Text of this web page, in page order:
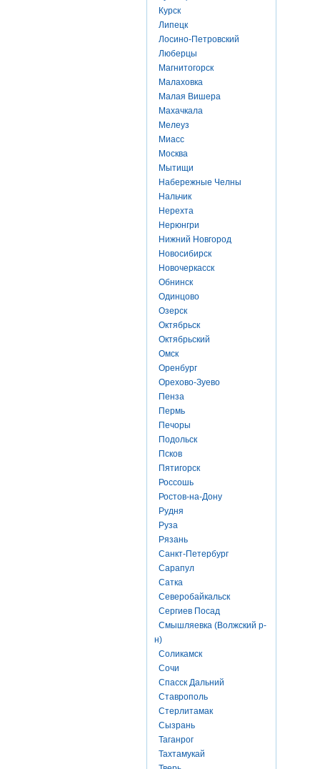
Курск
Липецк
Лосино-Петровский
Люберцы
Магнитогорск
Малаховка
Малая Вишера
Махачкала
Мелеуз
Миасс
Москва
Мытищи
Набережные Челны
Нальчик
Нерехта
Нерюнгри
Нижний Новгород
Новосибирск
Новочеркасск
Обнинск
Одинцово
Озерск
Октябрьск
Октябрьский
Омск
Оренбург
Орехово-Зуево
Пенза
Пермь
Печоры
Подольск
Псков
Пятигорск
Россошь
Ростов-на-Дону
Рудня
Руза
Рязань
Санкт-Петербург
Сарапул
Сатка
Северобайкальск
Сергиев Посад
Смышляевка (Волжский р-
н)
Соликамск
Сочи
Спасск Дальний
Ставрополь
Стерлитамак
Сызрань
Таганрог
Тахтамукай